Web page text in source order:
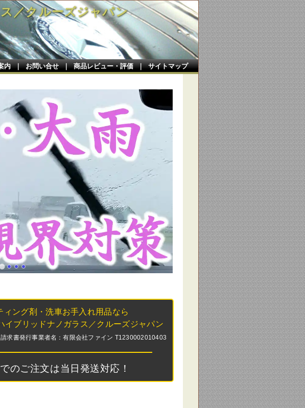
／クルーズジャパン
内｜お問い合せ｜商品レビュー・評価｜サイトマップ
ィング剤・洗車お手入れ用品なら
イブリッドナノガラス／クルーズジャパン
求書発行事業者名：有限会社ファイン T1230002010403
のご注文は当日発送対応！